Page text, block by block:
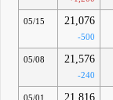
05/15 21,076
-500
05/08 21,576
-240
05/01 21,816